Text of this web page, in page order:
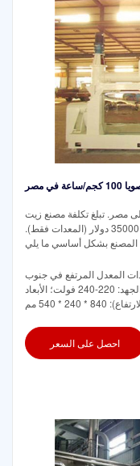
مصر
مصر. تبلغ تكلفة مصنع زيت
فول الصويا الصغير الذي ينتج 25 طنًا يوميًا حوالي 35000 دولار (المعدات فقط).
المعدل المرتفع في جنوب
السودان. القدرة الإنتاجية: 50 كجم في الساعة؛ الجهد: 220-240 فولت؛ الأبعاد
* 540 مم
احصل على السعر